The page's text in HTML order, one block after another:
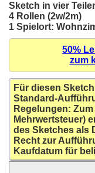
Sketch in vier
4 Rollen (2w/2m)
1 Spielort:
50%
zum
Für diesen
Standard-
Regelungen:
Mehrwertsteuer)
des Sketches als
Recht zur
Kaufdatum für